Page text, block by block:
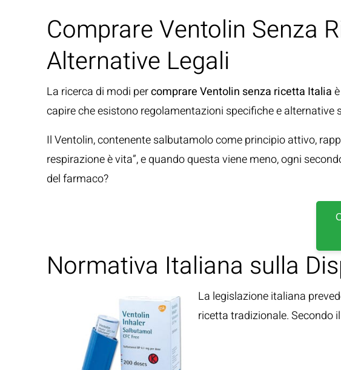
Comprare Ventolin Senza
Alternative Legali
La ricerca di modi percomprare Ventolin senza ricetta Italia
capire che esistono regolamentazioni specifiche e
Il Ventolin, contenente salbutamolo come principio attivo,
respirazione è vita”, e quando questa viene meno, ogni
del farmaco?
Normativa Italiana sulla
La legislazione italiana
ricetta tradizionale. Secondo il